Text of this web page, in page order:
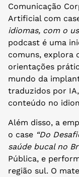
Comunicação
Artificial com
idiomas, com o
podcast é uma
comuns, explora
orientações
mundo da
traduzidos por
conteúdo no
Além disso, a
o case “Do
saúde bucal no
Pública, e
região sul. O